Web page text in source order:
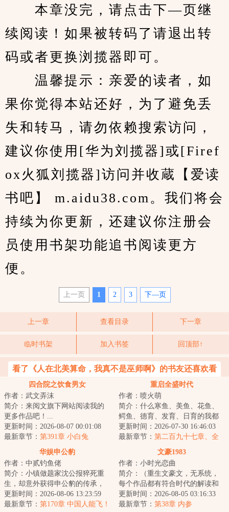
本章没完，请点击下—页继
续阅读！如果被转码了请退出转
码或者更换浏揽器即可。
温馨提示：亲爱的读者，如
果你觉得本站还好，为了避免丢
失和转马，请勿依赖搜索访问，
建议你使用[华为刘揽器]或[Firef
ox火狐刘揽器]访问并收蔵【爱读
书吧】 m.aidu38.com。我们将会
持续为你更新，还建议你注册会
员使用书架功能追书阅读更方
便。
上一页 1 2 3 下—页
上一章 查看目录 下一章
临时书架 加入书签 回顶部↑
看了《人在北美算命，我真不是巫师啊》的书友还喜欢看
四合院之饮食男女
作者：武文弄沫
简介：来阅文旗下网站阅读我的
更多作品吧！...
更新时间：2026-08-07 00:01:08
最新章节： 第391章 小白兔
重启全盛时代
作者：喷火萌
简介：什么寒鱼、美鱼、花鱼、
鳄鱼、德育、发育、日育的我都
不懂。我读书少，我只知道我不
是主角，所以别...
更新时间：2026-07-30 16:46:03
最新章节： 第二百九十七章、全
华娱申公豹
作者：中贰钓鱼佬
简介：小镇做题家沈公报猝死重
生，却意外获得申公豹的传承，
只要做出符合申公豹特性的事
情，就能够获得相...
更新时间：2026-08-06 13:23:59
最新章节： 第170章 中国人能飞！
文豪1983
作者：小时光恋曲
简介：（重生文豪文，无系统，
每个作品都有符合时代的解读和
改编）六十岁的余切就坐在那
里，深情的目光望...
更新时间：2026-08-05 03:16:33
最新章节： 第38章 内参